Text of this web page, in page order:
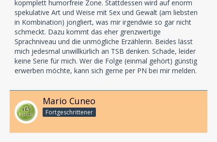
kopmplett humorfreie Zone. Stattdessen wird auf enorm
spekulative Art und Weise mit Sex und Gewalt (am liebsten
in Kombination) jongliert, was mir irgendwie so gar nicht
schmeckt. Dazu kommt das eher grenzwertige
Sprachniveau und die unmögliche Erzählerin. Beides lässt
mich jedesmal unwillkürlich an TSB denken. Schade, leider
keine Serie für mich. Wer die Folge (einmal gehört) günstig
erwerben möchte, kann sich gerne per PN bei mir melden.
Mario Cuneo
Fortgeschrittener